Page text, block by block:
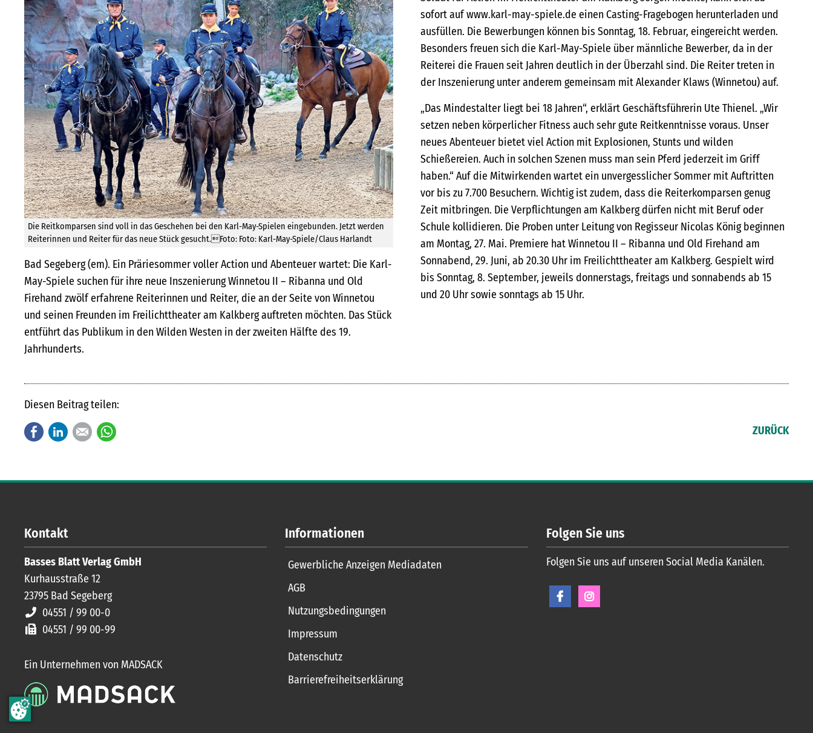
Die Reitkomparsen sind voll in das Geschehen bei den Karl-May-Spielen eingebunden. Jetzt werden
Reiterinnen und Reiter für das neue Stück gesucht.Foto: Foto: Karl-May-Spiele/Claus Harlandt
Bad Segeberg (em). Ein Präriesommer voller Action und Abenteuer wartet: Die Karl-
May-Spiele suchen für ihre neue Inszenierung Winnetou II – Ribanna und Old
Firehand zwölf erfahrene Reiterinnen und Reiter, die an der Seite von Winnetou
und seinen Freunden im Freilichttheater am Kalkberg auftreten möchten. Das Stück
entführt das Publikum in den Wilden Westen in der zweiten Hälfte des 19.
Jahrhunderts.
sofort auf www.karl-may-spiele.de einen Casting-Fragebogen herunterladen und
ausfüllen. Die Bewerbungen können bis Sonntag, 18. Februar, eingereicht werden.
Besonders freuen sich die Karl-May-Spiele über männliche Bewerber, da in der
Reiterei die Frauen seit Jahren deutlich in der Überzahl sind. Die Reiter treten in
der Inszenierung unter anderem gemeinsam mit Alexander Klaws (Winnetou) auf.
„Das Mindestalter liegt bei 18 Jahren“, erklärt Geschäftsführerin Ute Thienel. „Wir
setzen neben körperlicher Fitness auch sehr gute Reitkenntnisse voraus. Unser
neues Abenteuer bietet viel Action mit Explosionen, Stunts und wilden
Schießereien. Auch in solchen Szenen muss man sein Pferd jederzeit im Griff
haben.“ Auf die Mitwirkenden wartet ein unvergesslicher Sommer mit Auftritten
vor bis zu 7.700 Besuchern. Wichtig ist zudem, dass die Reiterkomparsen genug
Zeit mitbringen. Die Verpflichtungen am Kalkberg dürfen nicht mit Beruf oder
Schule kollidieren. Die Proben unter Leitung von Regisseur Nicolas König beginnen
am Montag, 27. Mai. Premiere hat Winnetou II – Ribanna und Old Firehand am
Sonnabend, 29. Juni, ab 20.30 Uhr im Freilichttheater am Kalkberg. Gespielt wird
bis Sonntag, 8. September, jeweils donnerstags, freitags und sonnabends ab 15
und 20 Uhr sowie sonntags ab 15 Uhr.
Diesen Beitrag teilen:
FacebookLinkedInE-mail ZURÜCK
Kontakt
Basses Blatt Verlag GmbH
Kurhausstraße 12
23795 Bad Segeberg
04551 / 99 00-0
04551 / 99 00-99
Ein Unternehmen von MADSACK
Informationen
Gewerbliche Anzeigen Mediadaten
AGB
Nutzungsbedingungen
Impressum
Datenschutz
Barrierefreiheitserklärung
Folgen Sie uns
Folgen Sie uns auf unseren Social Media Kanälen.